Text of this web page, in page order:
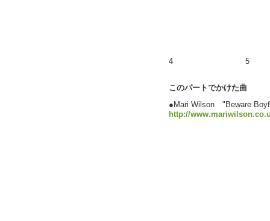
4 5
このパートでかけた曲
●Mari Wilson "Beware
http://